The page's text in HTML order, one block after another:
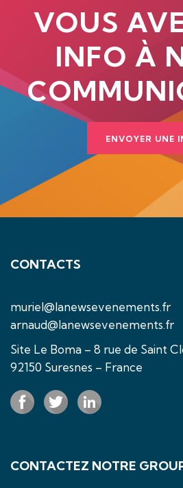
VOUS
INFO À
ENVOYER UNE
CONTACTS
muriel@lanewsevenements.fr
arnaud@lanewsevenements.fr
Site Le Boma – 8 rue de Saint
92150 Suresnes – France
CONTACTEZ NOTRE